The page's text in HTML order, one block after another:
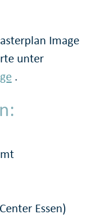
Image
unter
.
Essen)